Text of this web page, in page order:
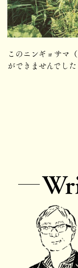
このニンギョサマ
ができませんでした